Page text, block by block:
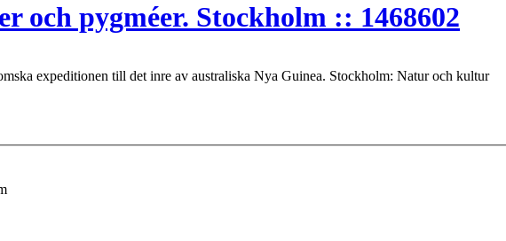
och pygméer. Stockholm :: 1468602
expeditionen till det inre av australiska Nya Guinea. Stockholm: Natur och kultur